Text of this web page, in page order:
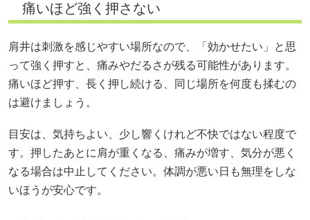
痛いほど強く押さない
肩井は刺激を感じやすい場所なので、「効かせたい」と思
って強く押すと、痛みやだるさが残る可能性があります。
痛いほど押す、長く押し続ける、同じ場所を何度も揉むの
は避けましょう。
目安は、気持ちよい、少し響くけれど不快ではない程度で
す。押したあとに肩が重くなる、痛みが増す、気分が悪く
なる場合は中止してください。体調が悪い日も無理をしな
いほうが安心です。